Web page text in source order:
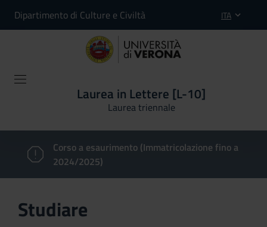
Dipartimento di Culture e Civiltà ITA
Laurea in Lettere [L-10]
Laurea triennale
Corso a esaurimento (Immatricolazione fino a
2024/2025)
Studiare